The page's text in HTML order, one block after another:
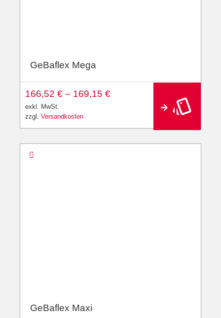
GeBaflex Mega
166,52 € – 169,15 €
exkl. MwSt.
zzgl. Versandkosten
GeBaflex Maxi